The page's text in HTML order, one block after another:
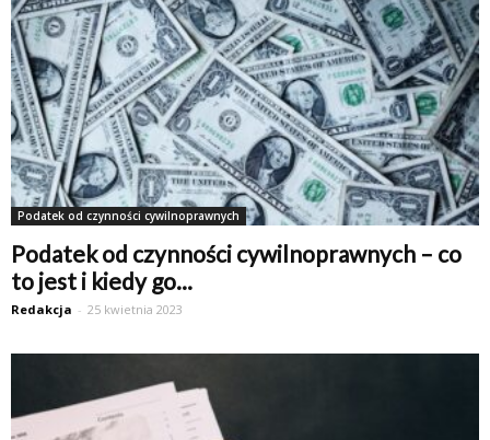
Podatek od czynności cywilnoprawnych
Podatek od czynności cywilnoprawnych – co
to jest i kiedy go...
Redakcja - 25 kwietnia 2023